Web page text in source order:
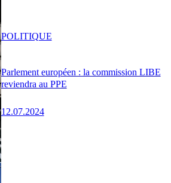
Parlement européen : la commission LIBE
reviendra au PPE
12.07.2024
POLITIQUE